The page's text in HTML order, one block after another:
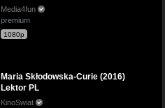
Media4fun
premium
1080p
Maria Skłodowska-Curie (2016)
Lektor PL
KinoSwiat